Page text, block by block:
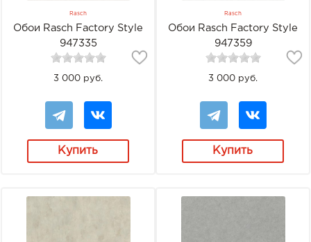
Rasch
Обои Rasch Factory Style
947335
3 000 руб.
Купить
Rasch
Обои Rasch Factory Style
947359
3 000 руб.
Купить